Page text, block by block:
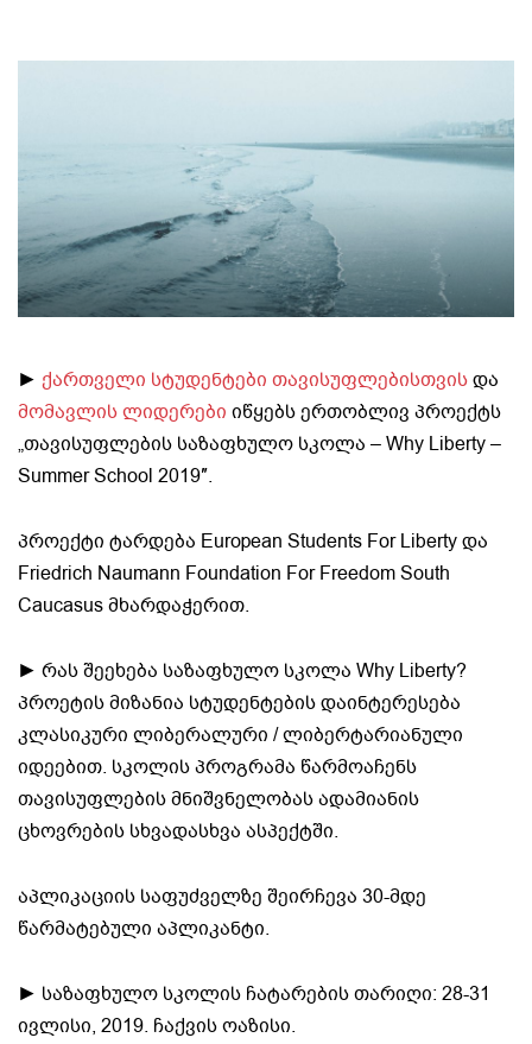
► ქართველი სტუდენტები თავისუფლებისთვისდა
მომავლის ლიდერები იწყებს ერთობლივ პროექტს
„თავისუფლების საზაფხულო სკოლა – Why Liberty –
Summer School 2019″.
პროექტი ტარდება European Students For Liberty და
Friedrich Naumann Foundation For Freedom South
Caucasus მხარდაჭერით.
► რას შეეხება საზაფხულო სკოლა Why Liberty?
პროეტის მიზანია სტუდენტების დაინტერესება
კლასიკური ლიბერალური / ლიბერტარიანული
იდეებით. სკოლის პროგრამა წარმოაჩენს
თავისუფლების მნიშვნელობას ადამიანის
ცხოვრების სხვადასხვა ასპექტში.
აპლიკაციის საფუძველზე შეირჩევა 30-მდე
წარმატებული აპლიკანტი.
► საზაფხულო სკოლის ჩატარების თარიღი: 28-31
ივლისი, 2019. ჩაქვის ოაზისი.